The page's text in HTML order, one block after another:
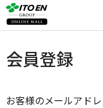
会員登録
お客様のメールアド